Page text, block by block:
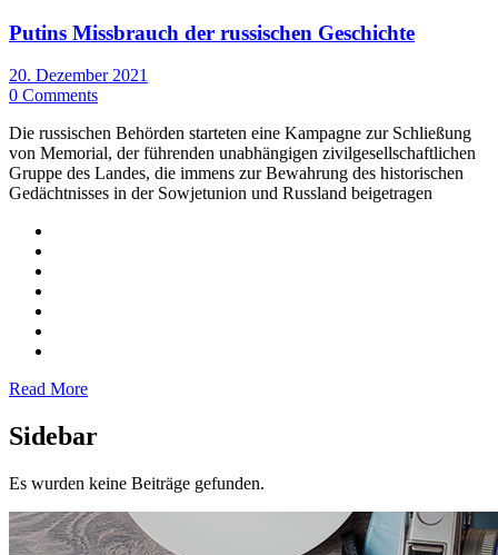
Putins Missbrauch der russischen Geschichte
20. Dezember 2021
0 Comments
Die russischen Behörden starteten eine Kampagne zur Schließung
von Memorial, der führenden unabhängigen zivilgesellschaftlichen
Gruppe des Landes, die immens zur Bewahrung des historischen
Gedächtnisses in der Sowjetunion und Russland beigetragen
Read More
Sidebar
Es wurden keine Beiträge gefunden.